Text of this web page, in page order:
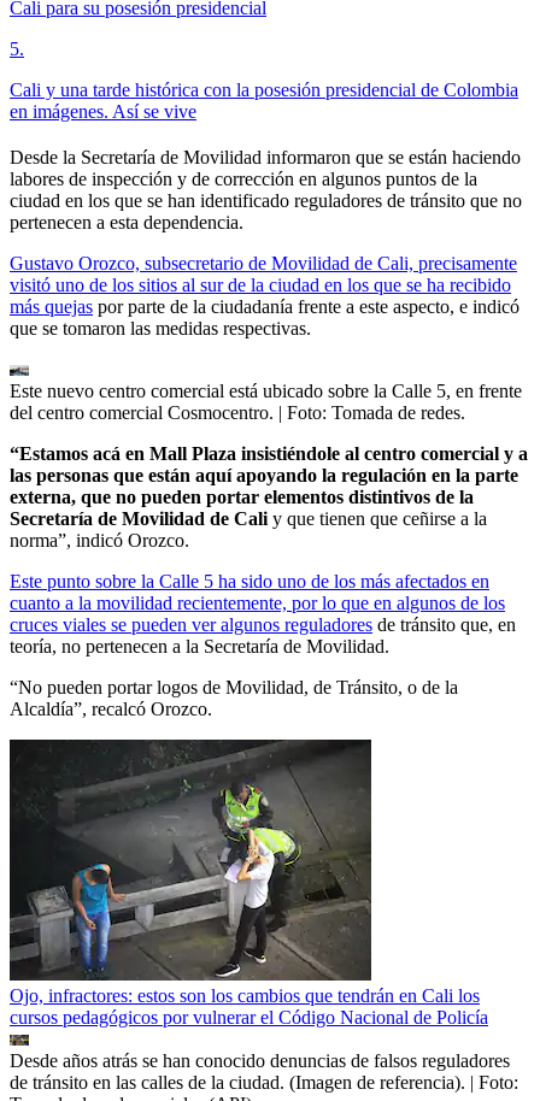
Cali para su posesión presidencial
5.
Cali y una tarde histórica con la posesión presidencial de Colombia
en imágenes. Así se vive
Desde la Secretaría de Movilidad informaron que se están haciendo
labores de inspección y de corrección en algunos puntos de la
ciudad en los que se han identificado reguladores de tránsito que no
pertenecen a esta dependencia.
Gustavo Orozco, subsecretario de Movilidad de Cali, precisamente
visitó uno de los sitios al sur de la ciudad en los que se ha recibido
más quejas por parte de la ciudadanía frente a este aspecto, e indicó
que se tomaron las medidas respectivas.
Este nuevo centro comercial está ubicado sobre la Calle 5, en frente
del centro comercial Cosmocentro. | Foto: Tomada de redes.
“Estamos acá en Mall Plaza insistiéndole al centro comercial y a
las personas que están aquí apoyando la regulación en la parte
externa, que no pueden portar elementos distintivos de la
Secretaría de Movilidad de Cali y que tienen que ceñirse a la
norma”, indicó Orozco.
Este punto sobre la Calle 5 ha sido uno de los más afectados en
cuanto a la movilidad recientemente, por lo que en algunos de los
cruces viales se pueden ver algunos reguladores de tránsito que, en
teoría, no pertenecen a la Secretaría de Movilidad.
“No pueden portar logos de Movilidad, de Tránsito, o de la
Alcaldía”, recalcó Orozco.
Ojo, infractores: estos son los cambios que tendrán en Cali los
cursos pedagógicos por vulnerar el Código Nacional de Policía
Desde años atrás se han conocido denuncias de falsos reguladores
de tránsito en las calles de la ciudad. (Imagen de referencia). | Foto: